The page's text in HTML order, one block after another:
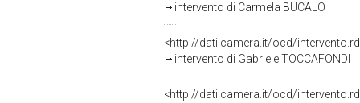
intervento di Carmela BUCALO
<http://dati.camera.it/ocd/
intervento di Gabriele TOCCAFONDI
<http://dati.camera.it/ocd/